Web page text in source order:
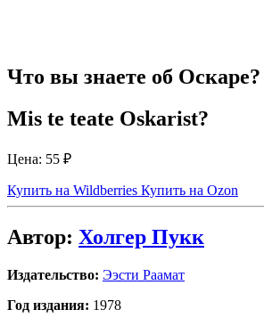
Что вы знаете об Оскаре?
Mis te teate Oskarist?
Цена: 55 ₽
Купить на Wildberries Купить на Ozon
Автор: Холгер Пукк
Издательство: Ээсти Раамат
Год издания: 1978